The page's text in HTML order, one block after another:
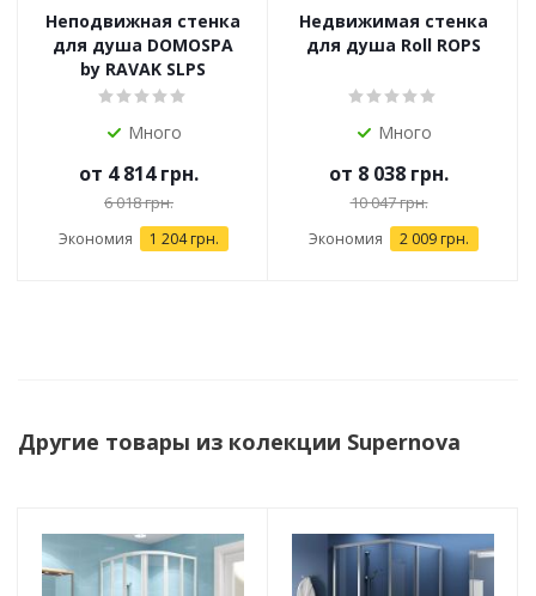
Неподвижная стенка
для душа DOMOSPA
by RAVAK SLPS
Много
от 4 814 грн.
6 018 грн.
Экономия 1 204 грн.
Недвижимая стенка
для душа Roll ROPS
Много
от 8 038 грн.
10 047 грн.
Экономия 2 009 грн.
Другие товары из колекции Supernova